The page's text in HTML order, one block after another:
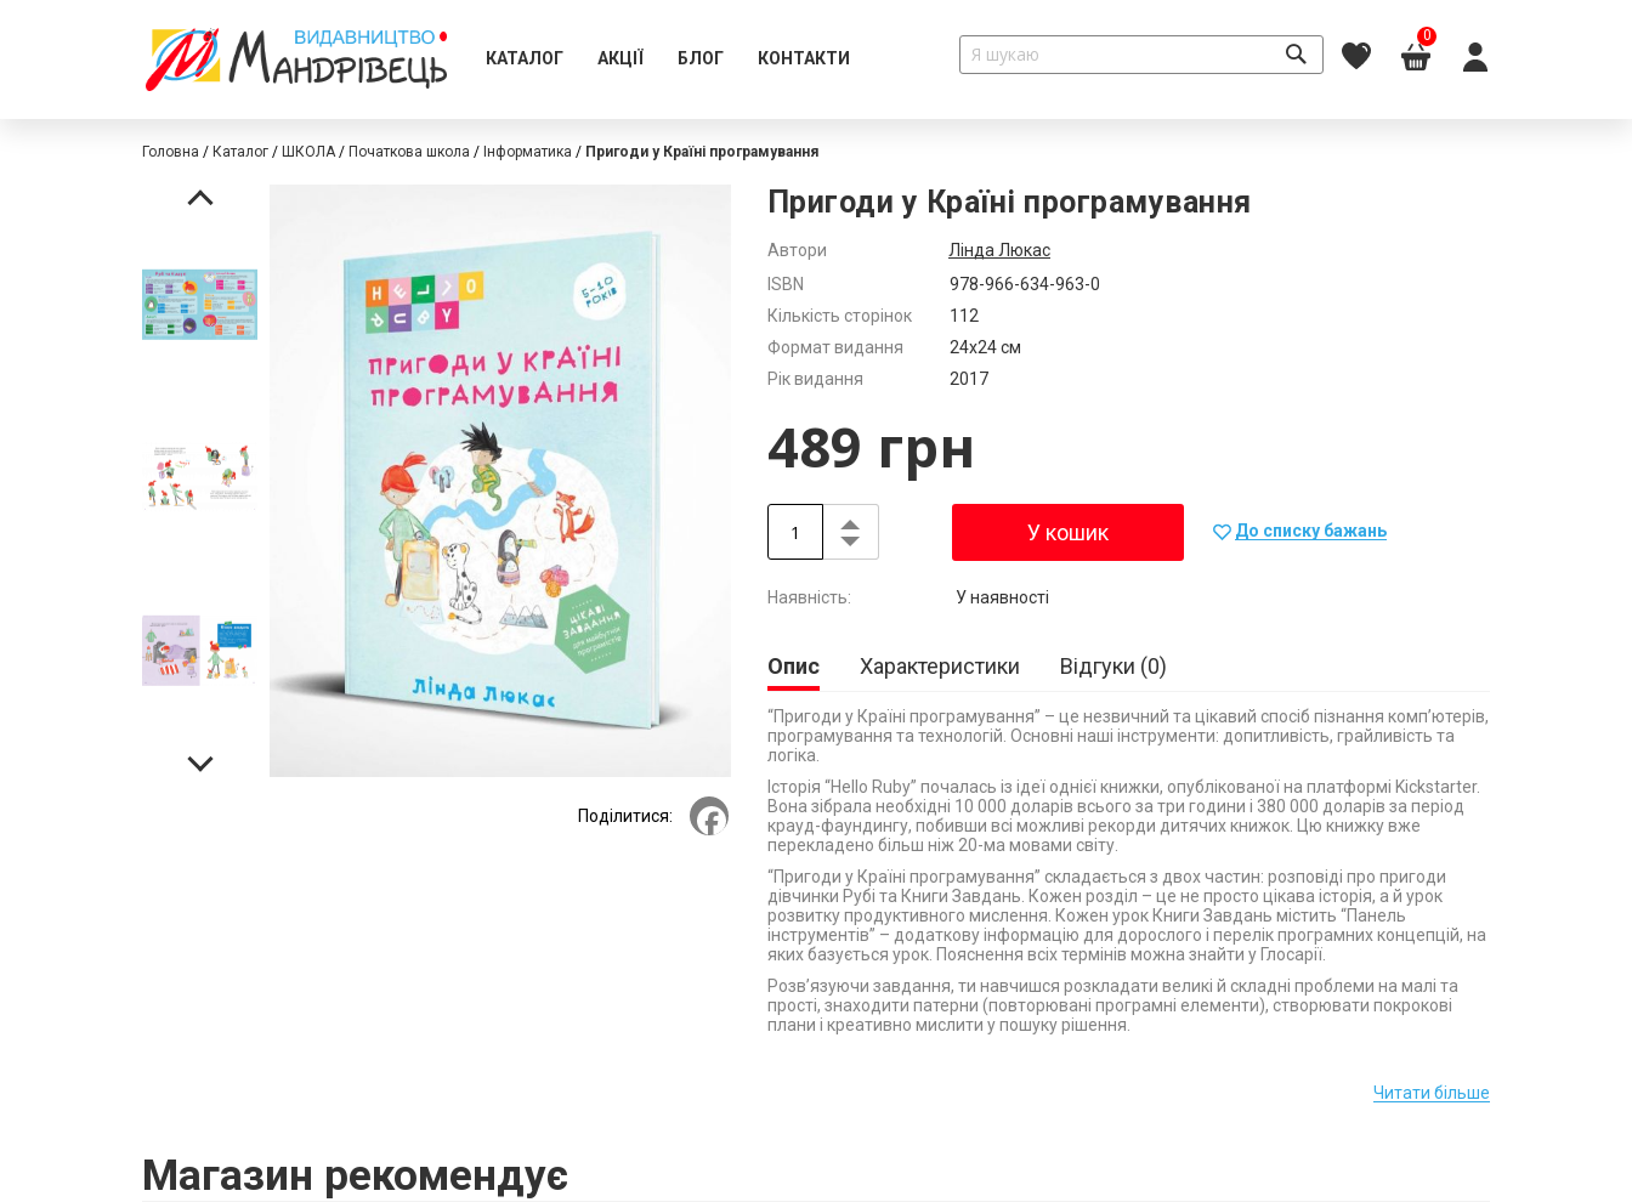
КАТАЛОГ АКЦІЇ БЛОГ КОНТАКТИ
0
Головна Каталог ШКОЛА Початкова школа Інформатика Пригоди у Країні програмування
Пригоди у Країні програмування
Автори
Лінда Люкас
Додатково
ISBN
978-966-634-963-0
Кількість сторінок
112
Формат видання
24х24 см
Рік видання
2017
489 грн
У кошик До списку бажань
У наявності
Опис
“Пригоди у Країні програмування” – це незвичний та цікавий спосіб пізнання комп’ютерів,
програмування та технологій. Основні наші інструменти: допитливість, грайливість та
логіка.
Історія “Hello Ruby” почалась із ідеї однієї книжки, опублікованої на платформі Kickstarter.
Вона зібрала необхідні 10 000 доларів всього за три години і 380 000 доларів за період
крауд-фаундингу, побивши всі можливі рекорди дитячих книжок. Цю книжку вже
перекладено більш ніж 20-ма мовами світу.
“Пригоди у Країні програмування” складається з двох частин: розповіді про пригоди
дівчинки Рубі та Книги Завдань. Кожен розділ – це не просто цікава історія, а й урок
розвитку продуктивного мислення. Кожен урок Книги Завдань містить “Панель
інструментів” – додаткову інформацію для дорослого і перелік програмних концепцій, на
яких базується урок. Пояснення всіх термінів можна знайти у Глосарії.
Розв’язуючи завдання, ти навчишся розкладати великі й складні проблеми на малі та
прості, знаходити патерни (повторювані програмні елементи), створювати покрокові
плани і креативно мислити у пошуку рішення.
Читати більше
Характеристики Відгуки 0
Перейти
галереї
зображень
Перейти
галереї
зображень
Поділитися: Facebook
Магазин рекомендує